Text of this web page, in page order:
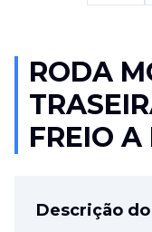
RODA
FREIO A
Descrição